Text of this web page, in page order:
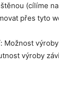
(cílíme
přes tyto
Možnost
výroby